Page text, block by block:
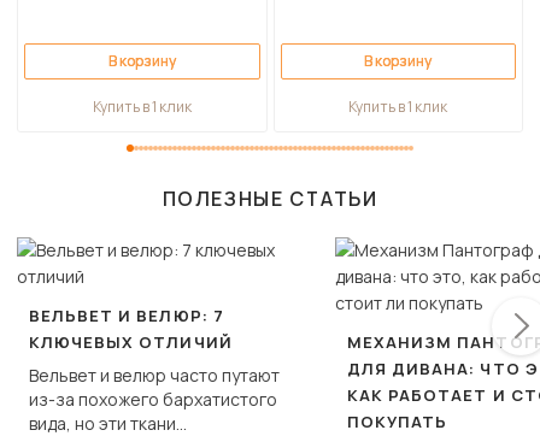
В корзину
Купить в 1 клик
В корзину
Купить в 1 клик
ПОЛЕЗНЫЕ СТАТЬИ
ВЕЛЬВЕТ И ВЕЛЮР: 7
КЛЮЧЕВЫХ ОТЛИЧИЙ
Вельвет и велюр часто путают
из-за похожего бархатистого
вида, но эти ткани
МЕХАНИЗМ
ДЛЯ ДИВАНА: ЧТО
КАК РАБОТАЕТ И
ПОКУПАТЬ